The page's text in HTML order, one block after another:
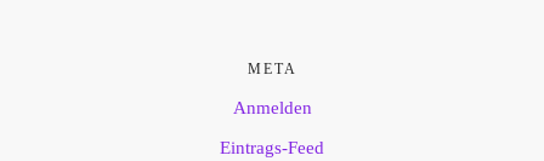
META
Anmelden
Eintrags-Feed